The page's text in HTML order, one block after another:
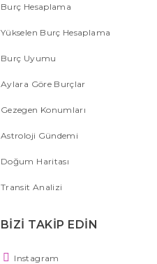
Burç Hesaplama
Yükselen Burç Hesaplama
Burç Uyumu
Aylara Göre Burçlar
Gezegen Konumları
Astroloji Gündemi
Doğum Haritası
Transit Analizi
BİZİ TAKİP EDİN
Instagram